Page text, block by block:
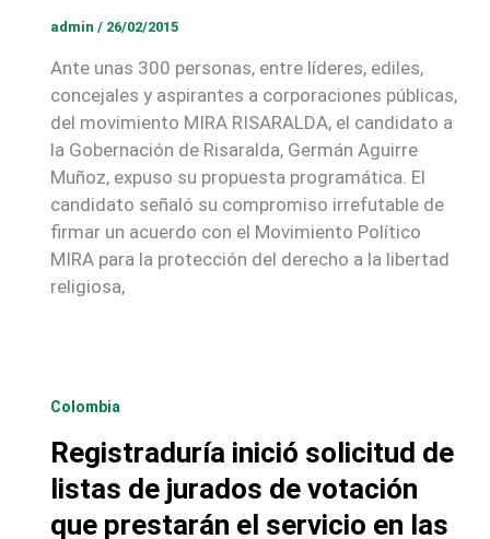
admin / 26/02/2015
Ante unas 300 personas, entre líderes, ediles,
concejales y aspirantes a corporaciones públicas,
del movimiento MIRA RISARALDA, el candidato a
la Gobernación de Risaralda, Germán Aguirre
Muñoz, expuso su propuesta programática. El
candidato señaló su compromiso irrefutable de
firmar un acuerdo con el Movimiento Político
MIRA para la protección del derecho a la libertad
religiosa,
Colombia
Registraduría inició solicitud de
listas de jurados de votación
que prestarán el servicio en las